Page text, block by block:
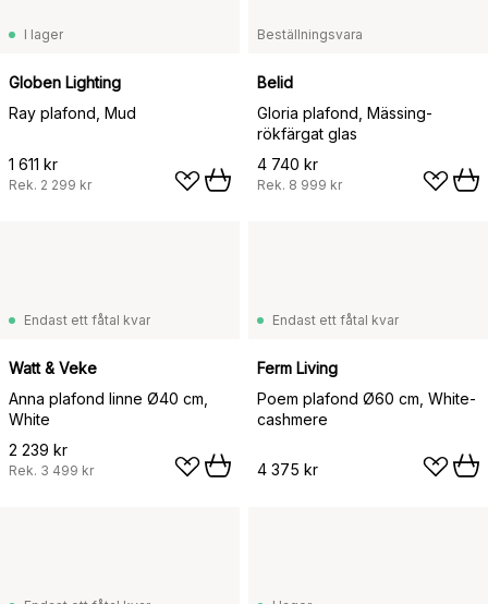
I lager
Globen Lighting
Ray plafond, Mud
1 611 kr
Rek. 2 299 kr
Beställningsvara
Belid
Gloria plafond, Mässing-
rökfärgat glas
4 740 kr
Rek. 8 999 kr
Endast ett fåtal kvar
Watt & Veke
Anna plafond linne Ø40 cm,
White
2 239 kr
Rek. 3 499 kr
Endast ett fåtal kvar
Ferm Living
Poem plafond Ø60 cm, White-
cashmere
4 375 kr